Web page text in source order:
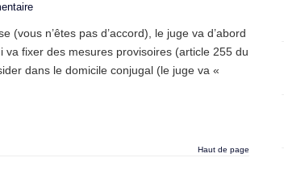
(vous n’êtes pas d’accord), le juge va d’abord
fixer des mesures provisoires (article 255 du
dans le domicile conjugal (le juge va «
Haut de page